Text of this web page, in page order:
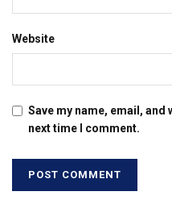
Website
Save my name, email,
next time I comment.